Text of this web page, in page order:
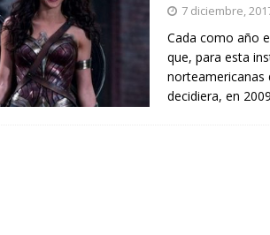
7 diciembre,
Cada como año
que, para esta
norteamericanas
decidiera, en